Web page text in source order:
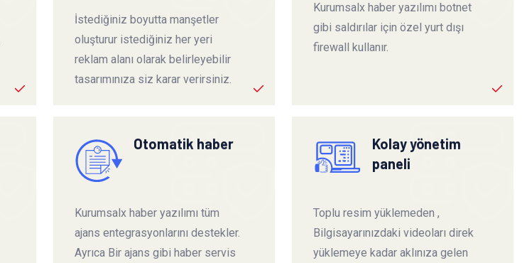
İstediğiniz boyutta manşetler
oluşturur istediğiniz her yeri
reklam alanı olarak belirleyebilir
tasarımınıza siz karar verirsiniz.
Kurumsalx haber yazılımı botnet
gibi saldırılar için özel yurt dışı
firewall kullanır.
Otomatik haber
Kurumsalx haber yazılımı tüm
ajans entegrasyonlarını destekler.
Ayrıca Bir ajans gibi haber servis
Kolay yönetim
paneli
Toplu resim yüklemeden ,
Bilgisayarınızdaki videoları direk
yüklemeye kadar aklınıza gelen